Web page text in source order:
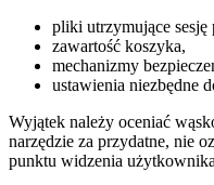
pliki utrzymujące sesję
zawartość koszyka,
mechanizmy
ustawienia niezbędne
Wyjątek należy oceniać
narzędzie za przydatne, nie
punktu widzenia